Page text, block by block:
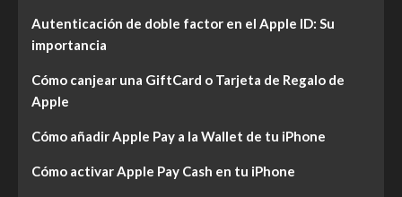
Autenticación de doble factor en el Apple ID: Su
importancia
Cómo canjear una GiftCard o Tarjeta de Regalo de
Apple
Cómo añadir Apple Pay a la Wallet de tu iPhone
Cómo activar Apple Pay Cash en tu iPhone